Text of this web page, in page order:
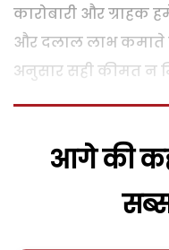
कारोबारी और ग्राहक
और दलाल लाभ कमाते
अनुसार सही कीमत न
आगे की